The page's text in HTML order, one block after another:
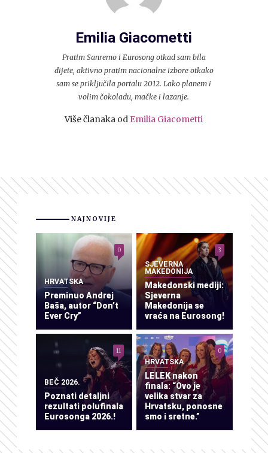
Emilia Giacometti
Pratim Sanremo i Eurosong otkad sam bila
dijete, aktivno pratim nacionalne izbore otkako
sam se priključila portalu 2012. Lako planem i
volim čokoladu, mačke i lazanje.
Više članaka od Emilia Giacometti
NAJNOVIJE
HRVATSKA
Preminuo Andrej
Baša, autor “Don’t
Ever Cry”
0
SJEVERNA
MAKEDONIJA
Makedonski mediji:
Sjeverna
Makedonija se
vraća na Eurosong!
3
BEČ 2026.
Poznati detaljni
rezultati polufinala
Eurosonga 2026.!
11
HRVATSKA
LELEK nakon
finala: “Ovo je
velika stvar za
Hrvatsku, ponosne
smo i sretne.”
0